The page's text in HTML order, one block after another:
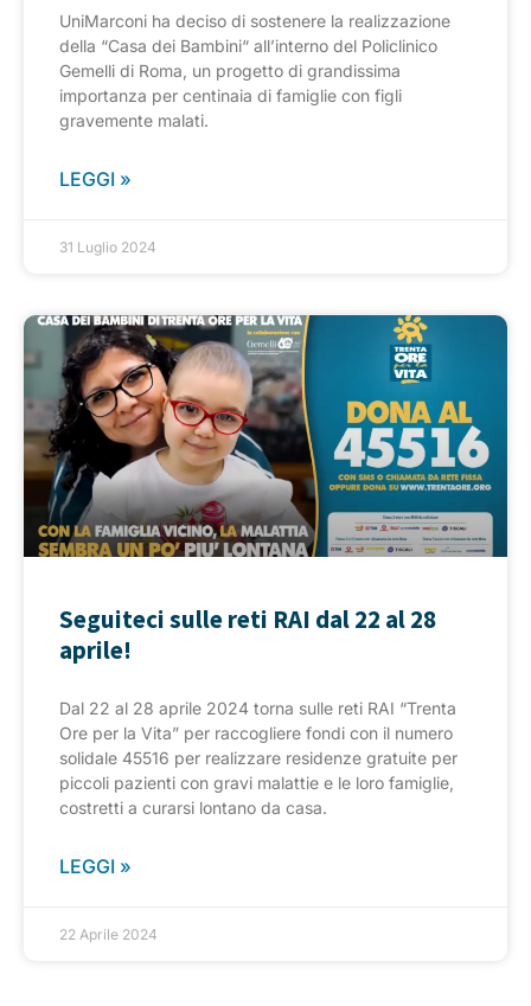
UniMarconi ha deciso di sostenere la realizzazione
della “Casa dei Bambini“ all’interno del Policlinico
Gemelli di Roma, un progetto di grandissima
importanza per centinaia di famiglie con figli
gravemente malati.
LEGGI »
31 Luglio 2024
Seguiteci sulle reti RAI dal 22 al 28
aprile!
Dal 22 al 28 aprile 2024 torna sulle reti RAI “Trenta
Ore per la Vita” per raccogliere fondi con il numero
solidale 45516 per realizzare residenze gratuite per
piccoli pazienti con gravi malattie e le loro famiglie,
costretti a curarsi lontano da casa.
LEGGI »
22 Aprile 2024